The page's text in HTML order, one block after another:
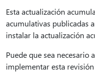
Esta actualización
acumulativas publicadas
instalar la actualización
Puede que sea necesario
implementar esta